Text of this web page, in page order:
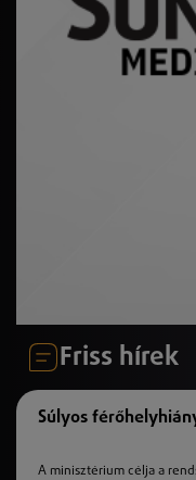
Friss hírek
Súlyos
A minisztérium célja a